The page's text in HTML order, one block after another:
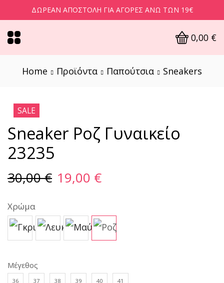
ΔΩΡΕΆΝ ΑΠΟΣΤΟΛΉ ΓΙΑ ΑΓΟΡΈΣ ΆΝΩ ΤΩΝ 19€
0,00 €
Home Προϊόντα Παπούτσια Sneakers
SALE
Sneaker Ροζ Γυναικείο
23235
30,00€ 19,00 €
Χρώμα
Μέγεθος
36 37 38 39 40 41